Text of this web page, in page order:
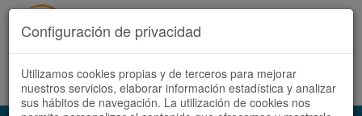
Acceder Registrate ahora Español | Català
Configuración de privacidad
Utilizamos cookies propias y de terceros para mejorar
nuestros servicios, elaborar información estadística y analizar
sus hábitos de navegación. La utilización de cookies nos